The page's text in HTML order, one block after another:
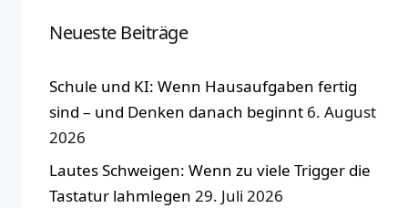
Neueste Beiträge
Schule und KI: Wenn Hausaufgaben fertig
sind – und Denken danach beginnt 6. August
2026
Lautes Schweigen: Wenn zu viele Trigger die
Tastatur lahmlegen 29. Juli 2026